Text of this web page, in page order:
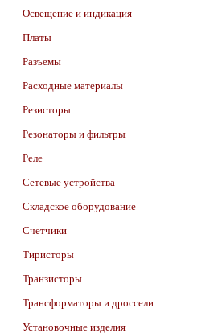
Освещение и индикация
Платы
Разъемы
Расходные материалы
Резисторы
Резонаторы и фильтры
Реле
Сетевые устройства
Складское оборудование
Счетчики
Тиристоры
Транзисторы
Трансформаторы и дроссели
Установочные изделия